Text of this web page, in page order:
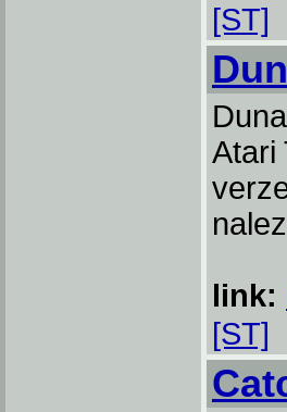
[ST]
Atari
link:
[ST]